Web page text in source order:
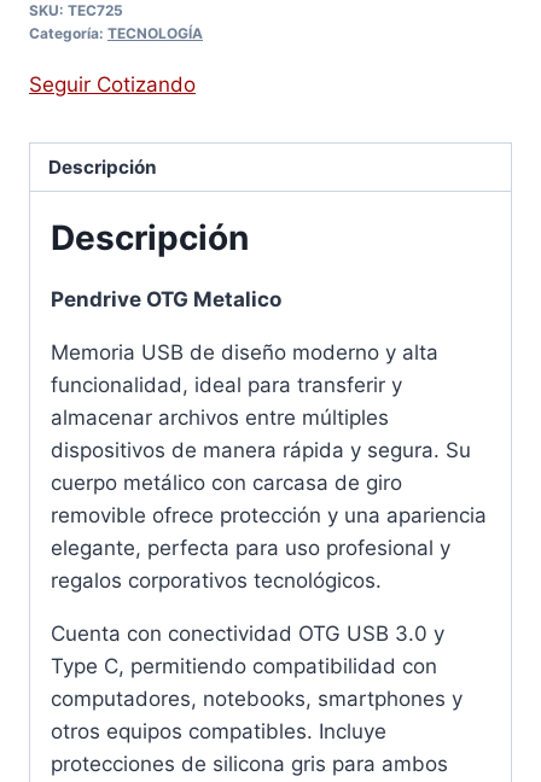
SKU: TEC725
Categoría: TECNOLOGÍA
Seguir Cotizando
Descripción
Descripción
Pendrive OTG Metalico
Memoria USB de diseño moderno y alta
funcionalidad, ideal para transferir y
almacenar archivos entre múltiples
dispositivos de manera rápida y segura. Su
cuerpo metálico con carcasa de giro
removible ofrece protección y una apariencia
elegante, perfecta para uso profesional y
regalos corporativos tecnológicos.
Cuenta con conectividad OTG USB 3.0 y
Type C, permitiendo compatibilidad con
computadores, notebooks, smartphones y
otros equipos compatibles. Incluye
protecciones de silicona gris para ambos